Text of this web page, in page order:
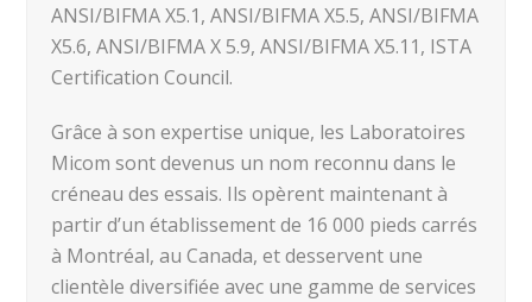
ANSI/BIFMA X5.1, ANSI/BIFMA X5.5, ANSI/BIFMA
X5.6, ANSI/BIFMA X 5.9, ANSI/BIFMA X5.11, ISTA
Certification Council.
Grâce à son expertise unique, les Laboratoires
Micom sont devenus un nom reconnu dans le
créneau des essais. Ils opèrent maintenant à
partir d’un établissement de 16 000 pieds carrés
à Montréal, au Canada, et desservent une
clientèle diversifiée avec une gamme de services